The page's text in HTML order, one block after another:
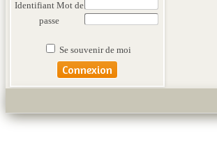
Identifiant Mot de
passe
Se souvenir de moi